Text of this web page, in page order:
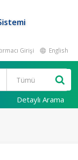
Girişi English
Detaylı Arama